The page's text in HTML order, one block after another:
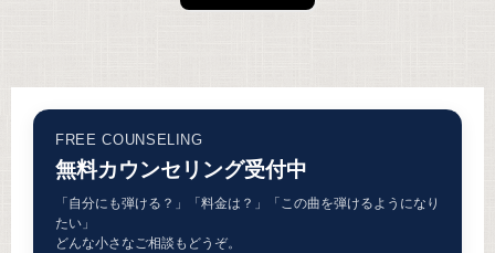
FREE COUNSELING
無料カウンセリング受付中
「自分にも弾ける？」「料金は？」「この曲を弾けるようになり
たい」
どんな小さなご相談もどうぞ。